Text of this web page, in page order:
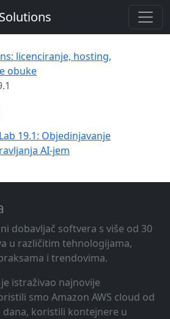
licenciranje, hosting,
obuke
19.1: Objedinjavanje
AI-jem
dobavljač softvera s više od 30
u različitim tehnologijama,
i trendovima.
istraživao najnovije
smo Amazon AWS cloud od
koristili kontejnere u